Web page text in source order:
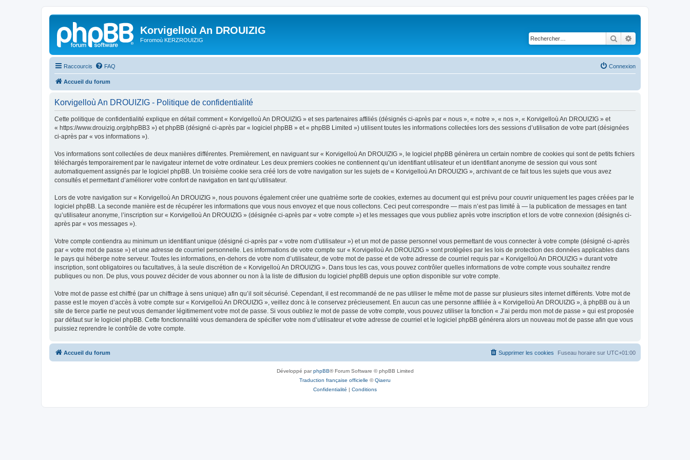
Korvigelloù An DROUIZIG
Foromoù KERZROUIZIG Rechercher
Raccourcis FAQ Connexion
Accueil du forum
Korvigelloù An DROUIZIG - Politique de confidentialité
Cette politique de confidentialité explique en détail comment « Korvigelloù An DROUIZIG » et ses partenaires affiliés (désignés ci-après par « nous », « notre », « nos », « Korvigelloù An DROUIZIG » et
« https://www.drouizig.org/phpBB3 ») et phpBB (désigné ci-après par « logiciel phpBB » et « phpBB Limited ») utilisent toutes les informations collectées lors des sessions d’utilisation de votre part (désignées
ci-après par « vos informations »).
Vos informations sont collectées de deux manières différentes. Premièrement, en naviguant sur « Korvigelloù An DROUIZIG », le logiciel phpBB génèrera un certain nombre de cookies qui sont de petits fichiers
téléchargés temporairement par le navigateur internet de votre ordinateur. Les deux premiers cookies ne contiennent qu’un identifiant utilisateur et un identifiant anonyme de session qui vous sont
automatiquement assignés par le logiciel phpBB. Un troisième cookie sera créé lors de votre navigation sur les sujets de « Korvigelloù An DROUIZIG », archivant de ce fait tous les sujets que vous avez
consultés et permettant d’améliorer votre confort de navigation en tant qu’utilisateur.
Lors de votre navigation sur « Korvigelloù An DROUIZIG », nous pouvons également créer une quatrième sorte de cookies, externes au document qui est prévu pour couvrir uniquement les pages créées par le
logiciel phpBB. La seconde manière est de récupérer les informations que vous nous envoyez et que nous collectons. Ceci peut correspondre — mais n’est pas limité à — la publication de messages en tant
qu’utilisateur anonyme, l’inscription sur « Korvigelloù An DROUIZIG » (désignée ci-après par « votre compte ») et les messages que vous publiez après votre inscription et lors de votre connexion (désignés ci-
après par « vos messages »).
Votre compte contiendra au minimum un identifiant unique (désigné ci-après par « votre nom d’utilisateur ») et un mot de passe personnel vous permettant de vous connecter à votre compte (désigné ci-après
par « votre mot de passe ») et une adresse de courriel personnelle. Les informations de votre compte sur « Korvigelloù An DROUIZIG » sont protégées par les lois de protection des données applicables dans
le pays qui héberge notre serveur. Toutes les informations, en-dehors de votre nom d’utilisateur, de votre mot de passe et de votre adresse de courriel requis par « Korvigelloù An DROUIZIG » durant votre
inscription, sont obligatoires ou facultatives, à la seule discrétion de « Korvigelloù An DROUIZIG ». Dans tous les cas, vous pouvez contrôler quelles informations de votre compte vous souhaitez rendre
publiques ou non. De plus, vous pouvez décider de vous abonner ou non à la liste de diffusion du logiciel phpBB depuis une option disponible sur votre compte.
Votre mot de passe est chiffré (par un chiffrage à sens unique) afin qu’il soit sécurisé. Cependant, il est recommandé de ne pas utiliser le même mot de passe sur plusieurs sites internet différents. Votre mot de
passe est le moyen d’accès à votre compte sur « Korvigelloù An DROUIZIG », veillez donc à le conservez précieusement. En aucun cas une personne affiliée à « Korvigelloù An DROUIZIG », à phpBB ou à un
site de tierce partie ne peut vous demander légitimement votre mot de passe. Si vous oubliez le mot de passe de votre compte, vous pouvez utiliser la fonction « J’ai perdu mon mot de passe » qui est proposée
par défaut sur le logiciel phpBB. Cette fonctionnalité vous demandera de spécifier votre nom d’utilisateur et votre adresse de courriel et le logiciel phpBB générera alors un nouveau mot de passe afin que vous
puissiez reprendre le contrôle de votre compte.
Accueil du forum Fuseau horaire sur UTC+01:00
Supprimer les cookies
Développé parphpBB® Forum Software © phpBB Limited
Traduction française officielle ©Qiaeru
Confidentialité | Conditions